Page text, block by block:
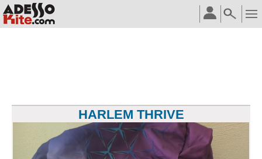
HARLEM THRIVE